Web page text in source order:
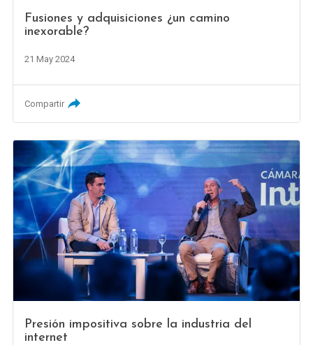
Fusiones y adquisiciones ¿un camino
inexorable?
21 May 2024
Compartir
Presión impositiva sobre la industria del
internet